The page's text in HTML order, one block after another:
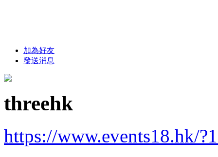
加為好友
發送消息
threehk
https://www.events18.hk/